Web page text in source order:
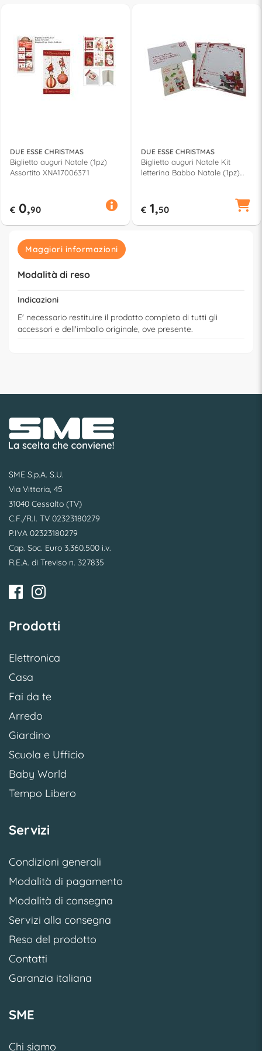
DUE ESSE CHRISTMAS
Biglietto auguri Natale (1pz)
Assortito XNA17006371
€ 0,90
DUE ESSE CHRISTMAS
Biglietto auguri Natale Kit
letterina Babbo Natale (1pz)
€ 1,50
Maggiori informazioni
Modalità di reso
Indicazioni
E' necessario restituire il prodotto completo di tutti gli
accessori e dell'imballo originale, ove presente.
SME S.p.A. S.U.
Via Vittoria, 45
31040 Cessalto (TV)
C.F./R.I. TV 02323180279
P.IVA 02323180279
Cap. Soc. Euro 3.360.500 i.v.
R.E.A. di Treviso n. 327835
Prodotti
Elettronica
Casa
Fai da te
Arredo
Giardino
Scuola e Ufficio
Baby World
Tempo Libero
Servizi
Condizioni generali
Modalità di pagamento
Modalità di consegna
Servizi alla consegna
Reso del prodotto
Contatti
Garanzia italiana
SME
Chi siamo